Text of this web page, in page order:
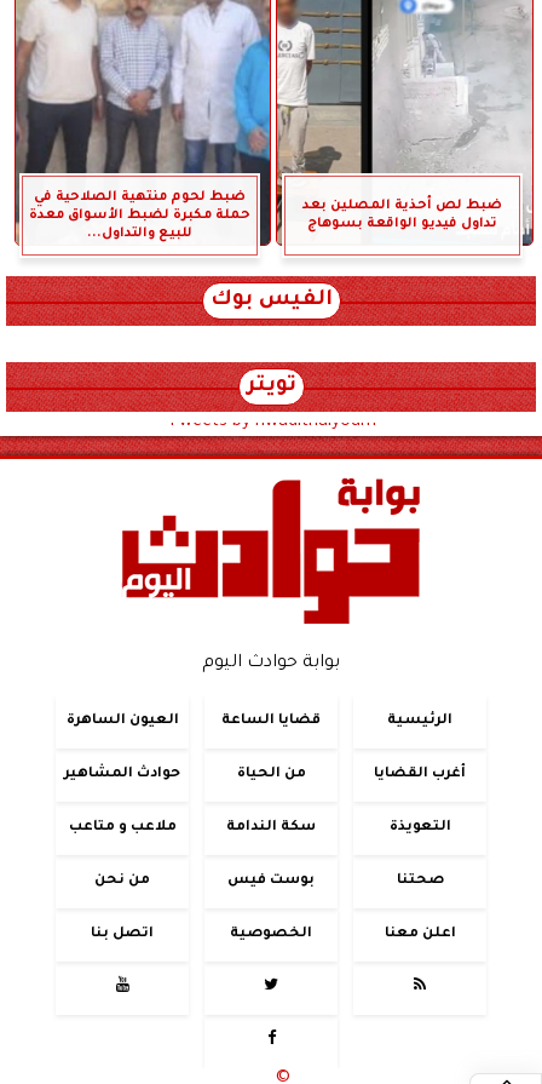
ضبط لص أحذية المصلين بعد
تداول فيديو الواقعة بسوهاج
ضبط لحوم منتهية الصلاحية في
حملة مكبرة لضبط الأسواق معدة
للبيع والتداول...
الفيس بوك
تويتر
Tweets by hwadithalyoum
بوابة حوادث اليوم
الرئيسية قضايا الساعة العيون الساهرة
أغرب القضايا من الحياة حوادث المشاهير
التعويذة سكة الندامة ملاعب و متاعب
صحتنا بوست فيس من نحن
اعلن معنا الخصوصية اتصل بنا




جميع الحقوق محفوظة ©